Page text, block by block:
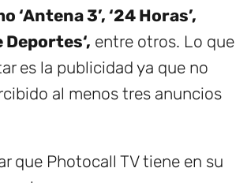
‘Antena 3’, ‘24 Horas’,
Deportes‘, entre otros. Lo que
es la publicidad ya que no
al menos tres anuncios
que Photocall TV tiene en su